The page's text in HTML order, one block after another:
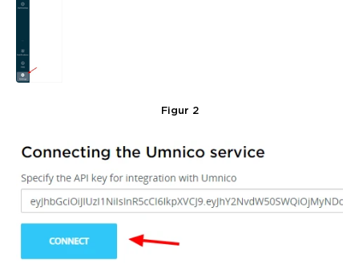
Figur 2